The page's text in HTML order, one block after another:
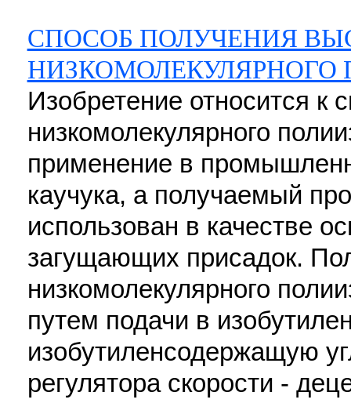
СПОСОБ ПОЛУЧЕНИЯ
НИЗКОМОЛЕКУЛЯРНОГО
Изобретение относится к
низкомолекулярного
применение в
каучука, а получаемый
использован в качестве
загущающих присадок.
низкомолекулярного
путем подачи в
изобутиленсодержащую
регулятора скорости -